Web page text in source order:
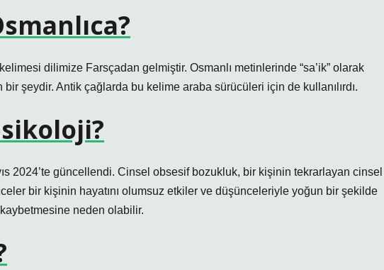
dilimize Farsçadan gelmiştir. Osmanlı metinlerinde “sa’ik” olarak
şeydir. Antik çağlarda bu kelime araba sürücüleri için de kullanılırdı.
2024’te güncellendi. Cinsel obsesif bozukluk, bir kişinin tekrarlayan cinsel
bir kişinin hayatını olumsuz etkiler ve düşünceleriyle yoğun bir şekilde
neden olabilir.